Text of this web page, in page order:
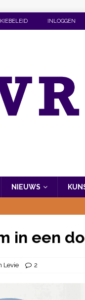
INLOGGEN
NIEUWS
in een
Levie 2